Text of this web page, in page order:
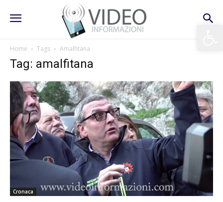
Home Tags Amalfitana
Tag: amalfitana
Cronaca